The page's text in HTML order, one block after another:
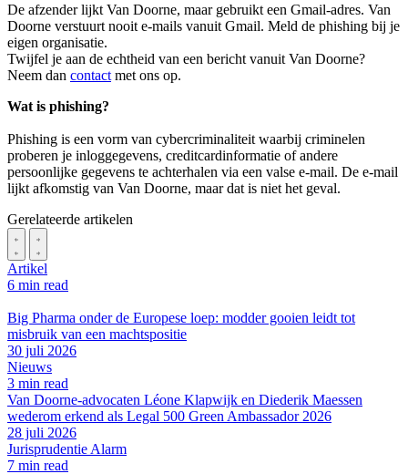
De afzender lijkt Van Doorne, maar gebruikt een Gmail-adres. Van
Doorne verstuurt nooit e-mails vanuit Gmail. Meld de phishing bij je
eigen organisatie.
Twijfel je aan de echtheid van een bericht vanuit Van Doorne?
Neem dan contact met ons op.
Wat is phishing?
Phishing is een vorm van cybercriminaliteit waarbij criminelen
proberen je inloggegevens, creditcardinformatie of andere
persoonlijke gegevens te achterhalen via een valse e-mail. De e-mail
lijkt afkomstig van Van Doorne, maar dat is niet het geval.
Gerelateerde artikelen
Artikel
6 min read
Big Pharma onder de Europese loep: modder gooien leidt tot
misbruik van een machtspositie
30 juli 2026
Nieuws
3 min read
Van Doorne-advocaten Léone Klapwijk en Diederik Maessen
wederom erkend als Legal 500 Green Ambassador 2026
28 juli 2026
Jurisprudentie Alarm
7 min read